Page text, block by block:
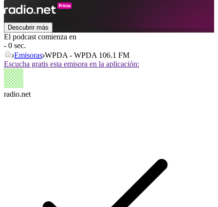
Descubrir más
El podcast comienza en
- 0 sec.
Emisoras WPDA - WPDA 106.1 FM
Escucha gratis esta emisora en la aplicación:
radio.net